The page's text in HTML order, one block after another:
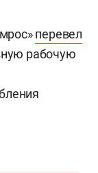
перевел
рабочую